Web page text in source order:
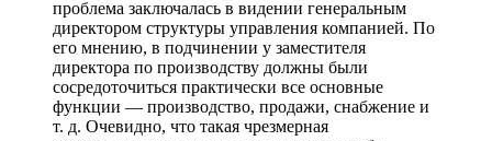
проблема заключалась в видении генеральным
директором структуры управления компанией. По
его мнению, в подчинении у заместителя
директора по производству должны были
сосредоточиться практически все основные
функции — производство, продажи, снабжение и
т. д. Очевидно, что такая чрезмерная